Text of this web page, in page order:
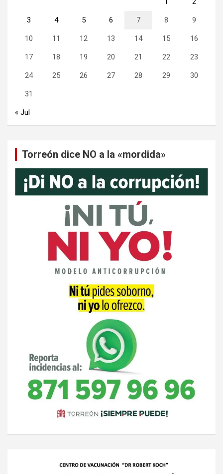
3 4 5 6 7 8 9
10 11 12 13 14 15 16
17 18 19 20 21 22 23
24 25 26 27 28 29 30
31
« Jul
Torreón dice NO a la «mordida»